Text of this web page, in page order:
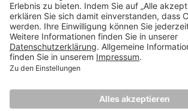
Zahlungsmethoden
Zertifikate
Folgen Sie uns